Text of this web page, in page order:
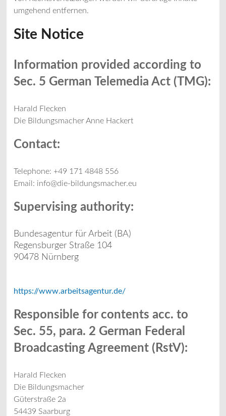
umgehend entfernen.
Site Notice
Information provided according to
Sec. 5 German Telemedia Act (TMG):
Harald Flecken
Die Bildungsmacher Anne Hackert
Contact:
Telephone: +49 171 4848 556
Email: info@die-bildungsmacher.eu
Supervising authority:
Bundesagentur für Arbeit (BA)
Regensburger Straße 104
90478 Nürnberg
https://www.arbeitsagentur.de/
Responsible for contents acc. to
Sec. 55, para. 2 German Federal
Broadcasting Agreement (RstV):
Harald Flecken
Die Bildungsmacher
Güterstraße 2a
54439 Saarburg